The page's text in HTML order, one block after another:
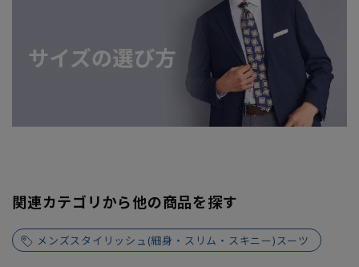
関連カテゴリから他の商品を探す
メンズスタイリッシュ(細身・スリム・スキニー)スーツ